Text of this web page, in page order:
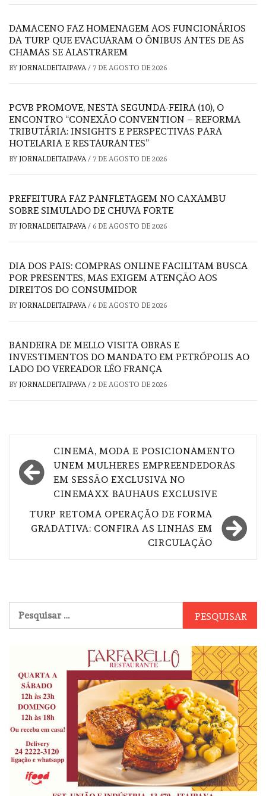
DAMACENO FAZ HOMENAGEM AOS FUNCIONÁRIOS
DA TURP QUE EVACUARAM O ÔNIBUS ANTES DE AS
CHAMAS SE ALASTRAREM
BY JORNALDEITAIPAVA/ 7 DE AGOSTO DE 2026
PCVB PROMOVE, NESTA SEGUNDA-FEIRA (10), O
ENCONTRO “CONEXÃO CONVENTION – REFORMA
TRIBUTÁRIA: INSIGHTS E PERSPECTIVAS PARA
HOTELARIA E RESTAURANTES”
BY JORNALDEITAIPAVA/ 7 DE AGOSTO DE 2026
PREFEITURA FAZ PANFLETAGEM NO CAXAMBU
SOBRE SIMULADO DE CHUVA FORTE
BY JORNALDEITAIPAVA/ 6 DE AGOSTO DE 2026
DIA DOS PAIS: COMPRAS ONLINE FACILITAM BUSCA
POR PRESENTES, MAS EXIGEM ATENÇÃO AOS
DIREITOS DO CONSUMIDOR
BY JORNALDEITAIPAVA/ 6 DE AGOSTO DE 2026
BANDEIRA DE MELLO VISITA OBRAS E
INVESTIMENTOS DO MANDATO EM PETRÓPOLIS AO
LADO DO VEREADOR LÉO FRANÇA
BY JORNALDEITAIPAVA/ 2 DE AGOSTO DE 2026
Navegação
de
Post
CINEMA, MODA E POSICIONAMENTO
UNEM MULHERES EMPREENDEDORAS
EM SESSÃO EXCLUSIVA NO
CINEMAXX BAUHAUS EXCLUSIVE
TURP RETOMA OPERAÇÃO DE FORMA
GRADATIVA: CONFIRA AS LINHAS EM
CIRCULAÇÃO